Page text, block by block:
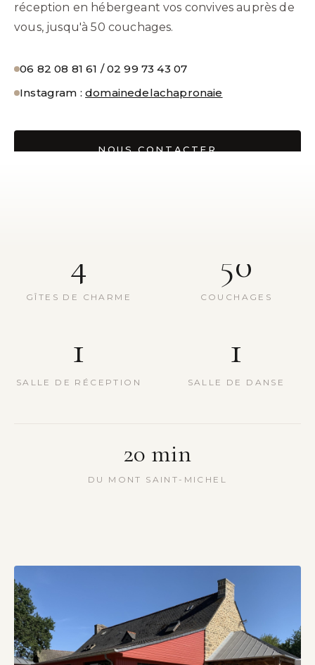
réception en hébergeant vos convives auprès de
vous, jusqu'à 50 couchages.
06 82 08 81 61 / 02 99 73 43 07
Instagram :domainedelachapronaie
NOUS CONTACTER
4
GÎTES DE CHARME
50
COUCHAGES
1
SALLE DE RÉCEPTION
1
SALLE DE DANSE
20 min
DU MONT SAINT-MICHEL